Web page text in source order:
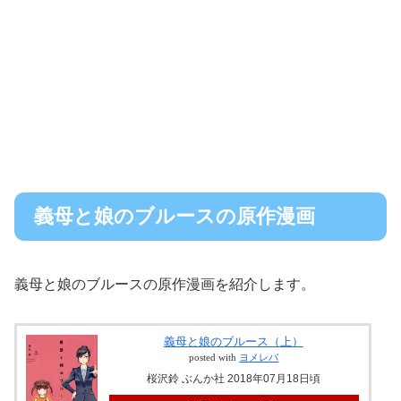
義母と娘のブルースの原作漫画
義母と娘のブルースの原作漫画を紹介します。
義母と娘のブルース（上）
posted with ヨメレバ
桜沢鈴 ぶんか社 2018年07月18日頃